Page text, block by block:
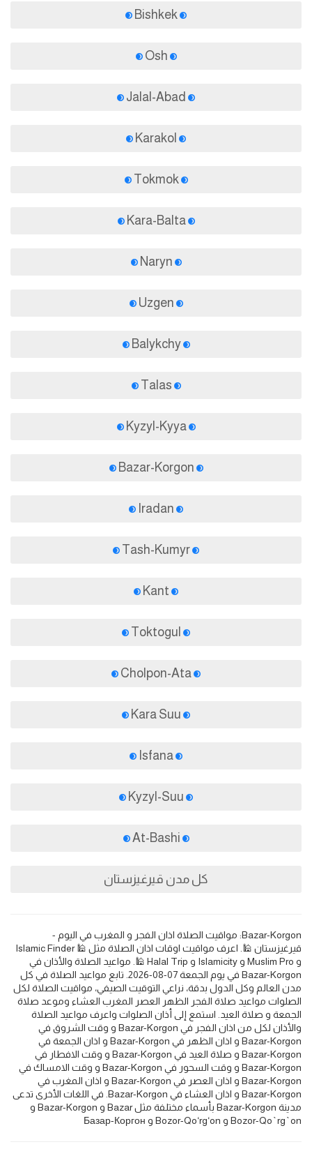
Tokmok
Kara-Balta
Balykchy
Kyzyl-Kyya
كل مدن قيرغيزستان
Bazar-Korgon: مواقيت الصلاة اذان الفجر و المغرب في اليوم -
قيرغيزستان 🕌. اعرف مواقيت اوقات اذان الصلاة مثل 🕌 Islamic Finder
و Muslim Pro و Islamicity و Halal Trip 🕌. مواعيد الصلاة والأذان في
Bazar-Korgon في يوم الجمعة 07-08-2026. تابع مواعيد الصلاة في كل
مدن العالم وكل الدول بدقة، نراعي التوقيت الصيفي، مواقيت الصلاة لكل
الصلوات مواعيد صلاة الفجر الظهر العصر المغرب العشاء وموعد صلاة
الجمعة و صلاة العيد. استمع إلى أذان الصلوات واعرف مواعيد الصلاة
والأذان لكل من اذان الفجر في Bazar-Korgon و وقت الشروق في
Bazar-Korgon و اذان الظهر في Bazar-Korgon و اذان الجمعة في
Bazar-Korgon و صلاة العيد في Bazar-Korgon و وقت الافطار في
Bazar-Korgon و وقت السحور في Bazar-Korgon و وقت الامساك في
Bazar-Korgon و اذان العصر في Bazar-Korgon و اذان المغرب في
Bazar-Korgon و اذان العشاء في Bazar-Korgon. في اللغات الأخرى تدعى
مدينة Bazar-Korgon بأسماء مختلفة مثل Bazar و Bazar-Korgon و
Bozor-Qo`rg`on و Bozor-Qo‘rg‘on و Базар-Коргон